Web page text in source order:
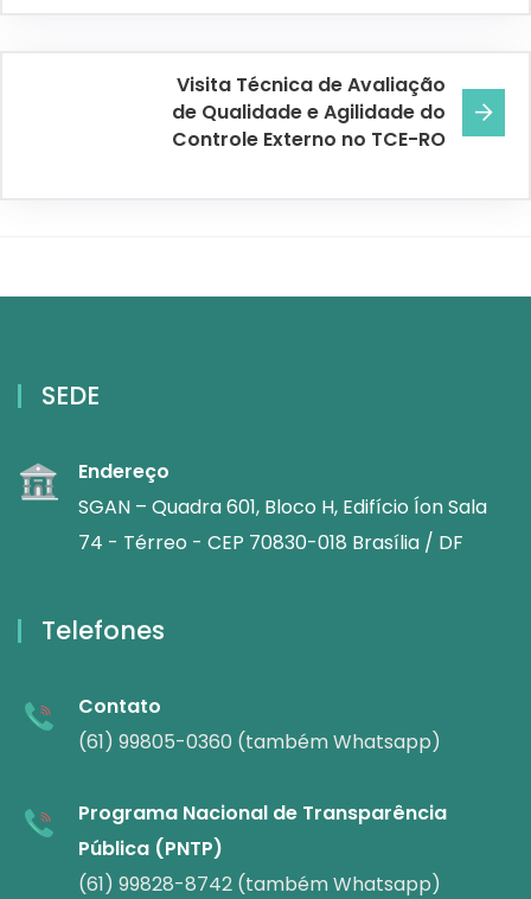
Visita Técnica de Avaliação
de Qualidade e Agilidade do
Controle Externo no TCE-RO
SEDE
Endereço
SGAN – Quadra 601, Bloco H, Edifício Íon Sala
74 - Térreo - CEP 70830-018 Brasília / DF
Telefones
Contato
(61) 99805-0360 (também Whatsapp)
Programa Nacional de Transparência
Pública (PNTP)
(61) 99828-8742 (também Whatsapp)